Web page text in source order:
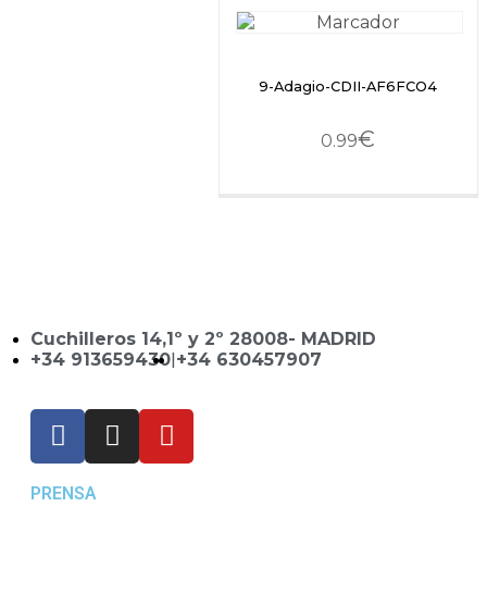
9-Adagio-CDII-AF6FCO4
0.99€
Cuchilleros 14,1º y 2º 28008- MADRID
+34 913659430|+34 630457907
PRENSA